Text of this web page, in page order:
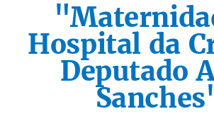
Hospital da
Deputado